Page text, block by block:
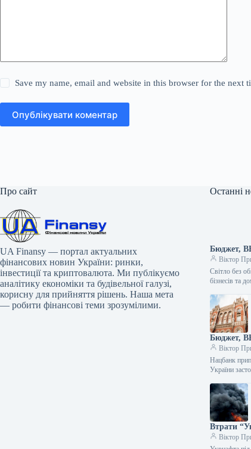
Save my name, email and website in this browser for the next
Опублікувати коментар
Про сайт
UA Finansy — портал актуальних
фінансових новин України: ринки,
інвестиції та криптовалюта. Ми публікуємо
аналітику економіки та будівельної галузі,
корисну для прийняття рішень. Наша мета
— робити фінансові теми зрозумілими.
Останні
Бюджет,
Віктор
Світло без
бізнесів та
Бюджет,
Віктор
Нацбанк
України
Втрати
Віктор